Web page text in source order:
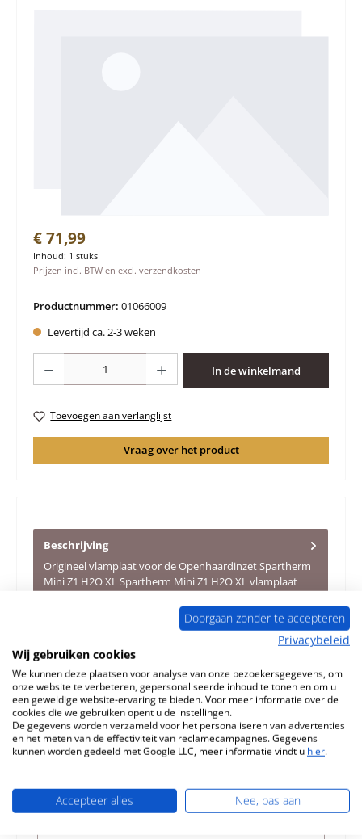
Normale prijs:
€ 71,99
Inhoud: 1 stuks
Prijzen incl. BTW en excl. verzendkosten
Productnummer: 01066009
Levertijd ca. 2-3 weken
Producthoeveelheid: Voer de gewenste hoeveelheid in of gebruik de
In de winkelmand
Toevoegen aan verlanglijst
Vraag over het product
Beschrijving
Origineel vlamplaat voor de Openhaardinzet Spartherm
Mini Z1 H2O XL Spartherm Mini Z1 H2O XL vlamplaat
Doorgaan zonder te accepteren
Privacybeleid
Wij gebruiken cookies
We kunnen deze plaatsen voor analyse van onze bezoekersgegevens, om
onze website te verbeteren, gepersonaliseerde inhoud te tonen en om u
een geweldige website-ervaring te bieden. Voor meer informatie over de
cookies die we gebruiken opent u de instellingen.
De gegevens worden verzameld voor het personaliseren van advertenties
en het meten van de effectiviteit van reclamecampagnes. Gegevens
kunnen worden gedeeld met Google LLC, meer informatie vindt u hier.
Accepteer alles Nee, pas aan